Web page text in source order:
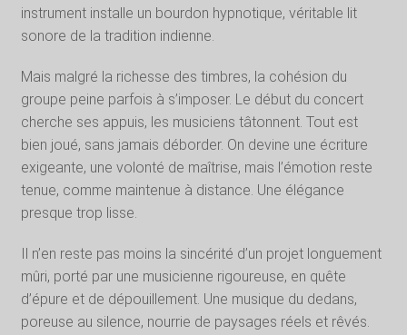
instrument installe un bourdon hypnotique, véritable lit
sonore de la tradition indienne.
Mais malgré la richesse des timbres, la cohésion du
groupe peine parfois à s’imposer. Le début du concert
cherche ses appuis, les musiciens tâtonnent. Tout est
bien joué, sans jamais déborder. On devine une écriture
exigeante, une volonté de maîtrise, mais l’émotion reste
tenue, comme maintenue à distance. Une élégance
presque trop lisse.
Il n’en reste pas moins la sincérité d’un projet longuement
mûri, porté par une musicienne rigoureuse, en quête
d’épure et de dépouillement. Une musique du dedans,
poreuse au silence, nourrie de paysages réels et rêvés.